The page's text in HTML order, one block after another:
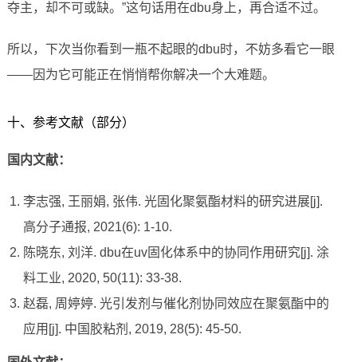
夺主，却不可或缺。”这句话用在dbu身上，再合适不过。
所以，下次当你看到一瓶不起眼的dbu时，不妨多看它一眼
——因为它可能正在悄悄帮你解决一个大难题。
十、参考文献（部分）
国内文献：
李志强, 王丽娟, 张伟. 光固化聚氨酯材料的研究进展[j].
高分子通报, 2021(6): 1-10.
陈晓东, 刘洋. dbu在uv固化体系中的协同作用研究[j]. 涂
料工业, 2020, 50(11): 33-38.
赵磊, 周婷婷. 光引发剂与催化剂协同效应在聚氨酯中的
应用[j]. 中国胶粘剂, 2019, 28(5): 45-50.